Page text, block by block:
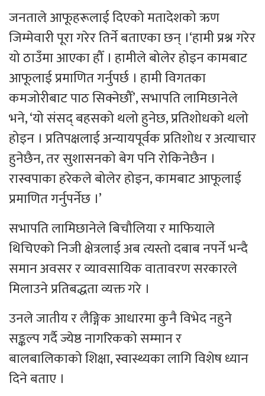
जनताले आफूहरूलाई दिएको मतादेशको ऋण
जिम्मेवारी पूरा गरेर तिर्ने बताएका छन् ।‘हामी प्रश्न गरेर
यो ठाउँमा आएका हौँ । हामीले बोलेर होइन कामबाट
आफूलाई प्रमाणित गर्नुपर्छ । हामी विगतका
कमजोरीबाट पाठ सिक्नेछौँ’, सभापति लामिछानेले
भने, ‘यो संसद् बहसको थलो हुनेछ, प्रतिशोधको थलो
होइन । प्रतिपक्षलाई अन्यायपूर्वक प्रतिशोध र अत्याचार
हुनेछैन, तर सुशासनको बेग पनि रोकिनेछैन ।
रास्वपाका हरेकले बोलेर होइन, कामबाट आफूलाई
प्रमाणित गर्नुपर्नेछ ।’
सभापति लामिछानेले बिचौलिया र माफियाले
थिचिएको निजी क्षेत्रलाई अब त्यस्तो दबाब नपर्ने भन्दै
समान अवसर र व्यावसायिक वातावरण सरकारले
मिलाउने प्रतिबद्धता व्यक्त गरे ।
उनले जातीय र लैङ्गिक आधारमा कुनै विभेद नहुने
सङ्कल्प गर्दै ज्येष्ठ नागरिकको सम्मान र
बालबालिकाको शिक्षा, स्वास्थ्यका लागि विशेष ध्यान
दिने बताए ।